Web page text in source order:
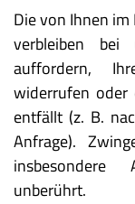
Die von Ihnen
verbleiben
auffordern,
widerrufen oder
entfällt (z. B.
Anfrage).
insbesondere
unberührt.